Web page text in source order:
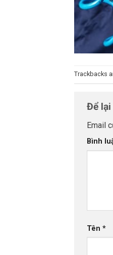
Trackbacks
Để
Email
Bình
Tên *